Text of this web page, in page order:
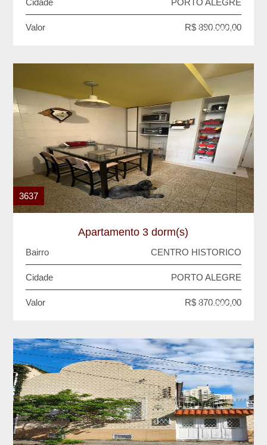
Cidade PORTO ALEGRE
Valor R$ 890.000,00
VENDA
3637
Apartamento 3 dorm(s)
Bairro CENTRO HISTORICO
Cidade PORTO ALEGRE
Valor R$ 870.000,00
VENDA